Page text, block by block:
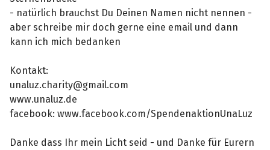
- natürlich brauchst Du Deinen Namen nicht nennen -
aber schreibe mir doch gerne eine email und dann
kann ich mich bedanken
Kontakt:
unaluz.charity@gmail.com
www.unaluz.de
facebook: www.facebook.com/SpendenaktionUnaLuz
Danke dass Ihr mein Licht seid - und Danke für Eurern